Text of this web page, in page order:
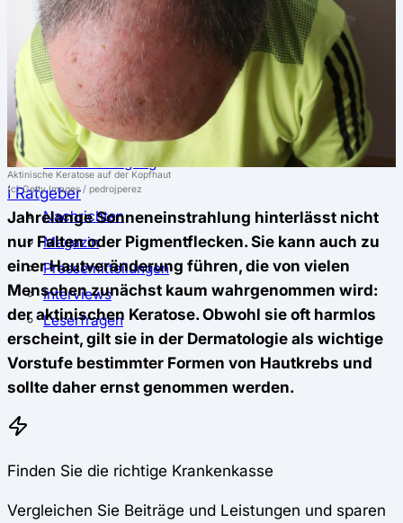
⚖️ Vergleich & Rechner
Krankenkassenvergleich
Krankenkassenrechner
↔ Wechsel
Krankenkassenwechsel
Kündigung
Musterkündigung
ℹ Ratgeber
Nachrichten
Magazin
Pressemitteilungen
Interviews
Leserfragen
Aktinische Keratose auf der Kopfhaut
(c) Getty Images / pedrojperez
Jahrelange Sonneneinstrahlung hinterlässt nicht
nur Falten oder Pigmentflecken. Sie kann auch zu
einer Hautveränderung führen, die von vielen
Menschen zunächst kaum wahrgenommen wird:
der aktinischen Keratose. Obwohl sie oft harmlos
erscheint, gilt sie in der Dermatologie als wichtige
Vorstufe bestimmter Formen von Hautkrebs und
sollte daher ernst genommen werden.
Finden Sie die richtige Krankenkasse
Vergleichen Sie Beiträge und Leistungen und sparen